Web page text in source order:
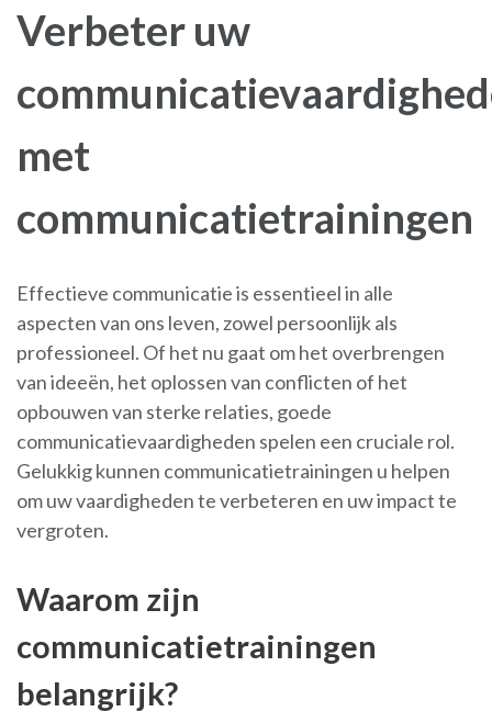
Verbeter uw
met
communicatietrainingen
Effectieve communicatie is essentieel in alle
aspecten van ons leven, zowel persoonlijk als
professioneel. Of het nu gaat om het overbrengen
van ideeën, het oplossen van conflicten of het
opbouwen van sterke relaties, goede
communicatievaardigheden spelen een cruciale rol.
Gelukkig kunnen communicatietrainingen u helpen
om uw vaardigheden te verbeteren en uw impact te
vergroten.
Waarom zijn
communicatietrainingen
belangrijk?